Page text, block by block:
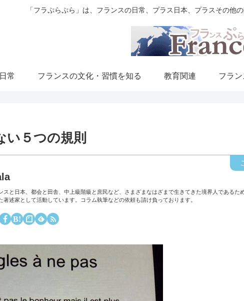
「フラぷらぷら」は、フランスの日常、プラス日本、プラスその他
常 フランスの文化・習慣を知る 教育関連 フラ
い５つの規則
スと日本、都会と田舎、中上級階級と庶民など、さまざまなはざまで生きてきた境界人であるた
著述家として活動しています。コラム執筆などの依頼も請け負っております。